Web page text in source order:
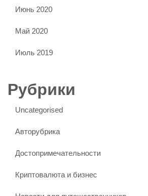
Июнь 2020
Май 2020
Июль 2019
Рубрики
Uncategorised
Авторубрика
Достопримечательности
Криптовалюта и бизнес